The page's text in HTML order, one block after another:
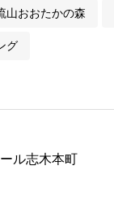
山おおたかの森
グ
ル志木本町